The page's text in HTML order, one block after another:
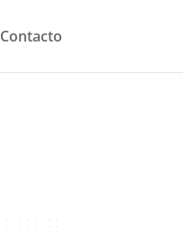
Contacto